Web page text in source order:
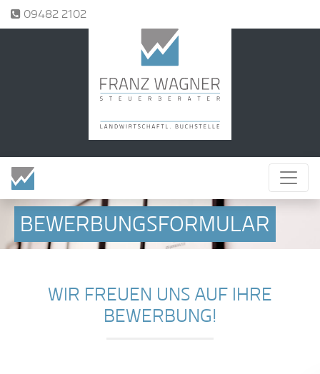
Tel.:09482 2102
BEWERBUNGSFORMULAR
WIR FREUEN UNS AUF IHRE
BEWERBUNG!